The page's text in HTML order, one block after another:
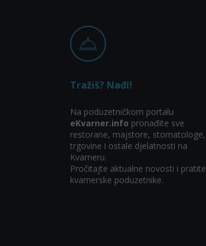
Tražiš? Nađi!
Na poduzetničkom portalu
eKvarner.info pronađite sve
restorane, majstore, stomatologe,
trgovine i ostale djelatnosti na
Kvarneru.
Pročitajte aktualne novosti i pratite
kvarnerske poduzetnike.